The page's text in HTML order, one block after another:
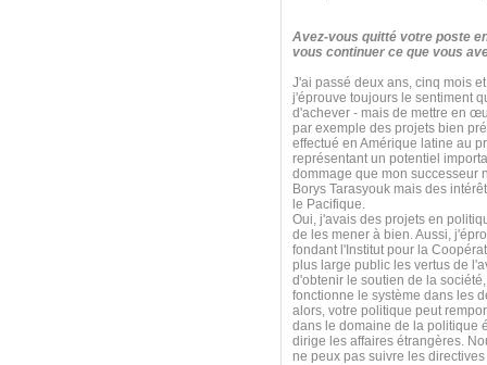
Avez-vous quitté votre poste
vous continuer ce que vous
J'ai passé deux ans, cinq mois
j'éprouve toujours le sentiment
d'achever - mais de mettre en
par exemple des projets bien
effectué en Amérique latine au
représentant un potentiel
dommage que mon successeur
Borys Tarasyouk mais des
le Pacifique.
Oui, j'avais des projets en
de les mener à bien. Aussi,
fondant l'Institut pour la
plus large public les vertus de
d'obtenir le soutien de la
fonctionne le système dans les
alors, votre politique peut
dans le domaine de la politique
dirige les affaires étrangères.
ne peux pas suivre les